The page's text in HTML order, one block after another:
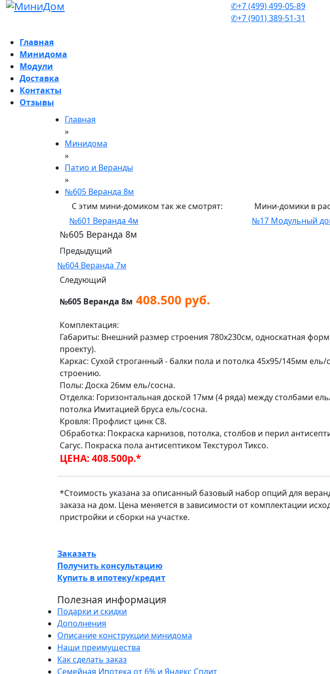
✆+7 (499) 499-05-89
✆+7 (901) 389-51-31
Главная
Минидома
Модули
Доставка
Контакты
Отзывы
Главная
»
Минидома
»
Патио и Веранды
»
№605 Веранда 8м
С этим мини-домиком так же смотрят:
№601 Веранда 4м
Мини-домики в
№17 Модульный
№605 Веранда 8м
Предыдущий
№604 Веранда 7м
Следующий
№605 Веранда 8м 408.500 руб.
Комплектация:
Габариты: Внешний размер строения 780х230см, односкатная
проекту).
Каркас: Сухой строганный - балки пола и потолка 45х95/145мм
строению.
Полы: Доска 26мм ель/сосна.
Отделка: Горизонтальная доской 17мм (4 ряда) между столбами
потолка Имитацией бруса ель/сосна.
Кровля: Профлист цинк С8.
Обработка: Покраска карнизов, потолка, столбов и перил
Сагус. Покраска пола антисептиком Текстурол Тиксо.
ЦЕНА:408.500р.*
*Стоимость указана за описанный базовый набор опций для
заказа на дом. Цена меняется в зависимости от комплектации
пристройки и сборки на участке.
Заказать
Получить консультацию
Купить в ипотеку/кредит
Полезная информация
Подарки и скидки
Дополнения
Описание конструкции минидома
Наши преимущества
Как сделать заказ
Семейная Ипотека от 6% и Яндекс Сплит